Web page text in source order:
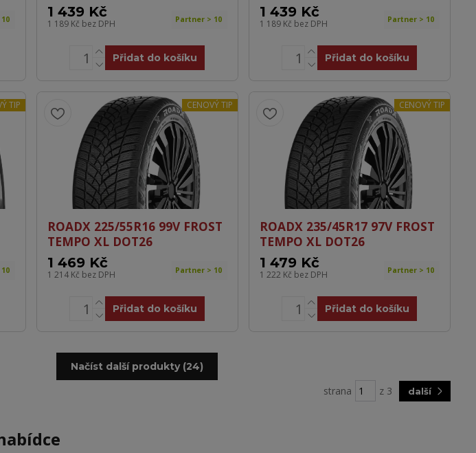
1 439 Kč
1 189 Kč bez DPH Partner > 10
Přidat do košíku
1 439 Kč
1 189 Kč bez DPH Partner > 10
Přidat do košíku
TIP CENOVÝ TIP
ROADX 225/55R16 99V FROST
TEMPO XL DOT26
1 469 Kč
1 214 Kč bez DPH Partner > 10
Přidat do košíku
CENOVÝ TIP
ROADX 235/45R17 97V FROST
TEMPO XL DOT26
1 479 Kč
1 222 Kč bez DPH Partner > 10
Přidat do košíku
Načíst další produkty (24)
strana z 3 další